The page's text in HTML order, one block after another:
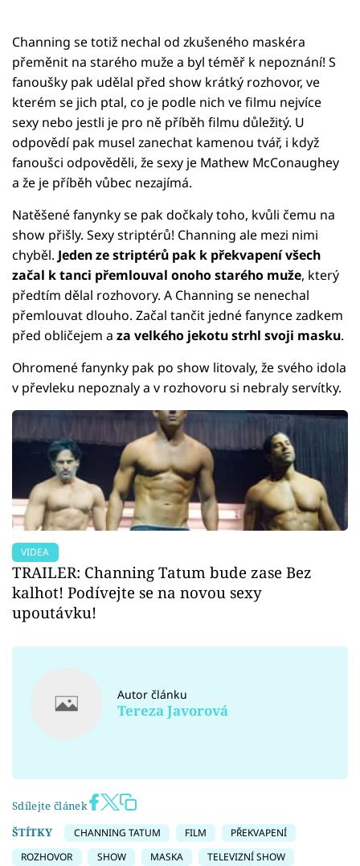
Channing se totiž nechal od zkušeného maskéra
přeměnit na starého muže a byl téměř k nepoznání! S
fanoušky pak udělal před show krátký rozhovor, ve
kterém se jich ptal, co je podle nich ve filmu nejvíce
sexy nebo jestli je pro ně příběh filmu důležitý. U
odpovědí pak musel zanechat kamenou tvář, i když
fanoušci odpověděli, že sexy je Mathew McConaughey
a že je příběh vůbec nezajímá.
Natěšené fanynky se pak dočkaly toho, kvůli čemu na
show přišly. Sexy striptérů! Channing ale mezi nimi
chyběl. Jeden ze striptérů pak k překvapení všech
začal k tanci přemlouval onoho starého muže, který
předtím dělal rozhovory. A Channing se nenechal
přemlouvat dlouho. Začal tančit jedné fanynce zadkem
před obličejem a za velkého jekotu strhl svoji masku.
Ohromené fanynky pak po show litovaly, že svého idola
v převleku nepoznaly a v rozhovoru si nebraly servítky.
VIDEA
TRAILER: Channing Tatum bude zase Bez
kalhot! Podívejte se na novou sexy
upoutávku!
Autor článku
Tereza Javorová
Sdílejte článek
ŠTÍTKY
CHANNING TATUM FILM
PŘEKVAPENÍ
ROZHOVOR
SHOW MASKA TELEVIZNÍ SHOW